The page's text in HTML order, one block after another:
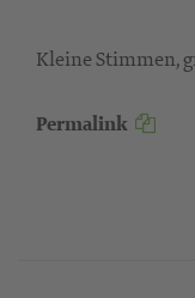
Kleine Stimmen,
Permalink